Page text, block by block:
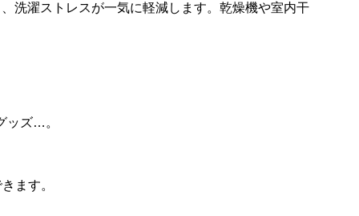
洗濯ストレスが一気に軽減します。乾燥機や室内干
ッズ…。
ます。